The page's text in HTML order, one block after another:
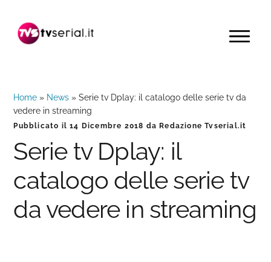
navigazione
contenuto
barra
MENU
Home » News »Serie tv Dplay: il catalogo delle serie tv da
vedere in streaming
Pubblicato il14 Dicembre 2018 da Redazione Tvserial.it
Serie tv Dplay: il
catalogo delle serie tv
da vedere in streaming